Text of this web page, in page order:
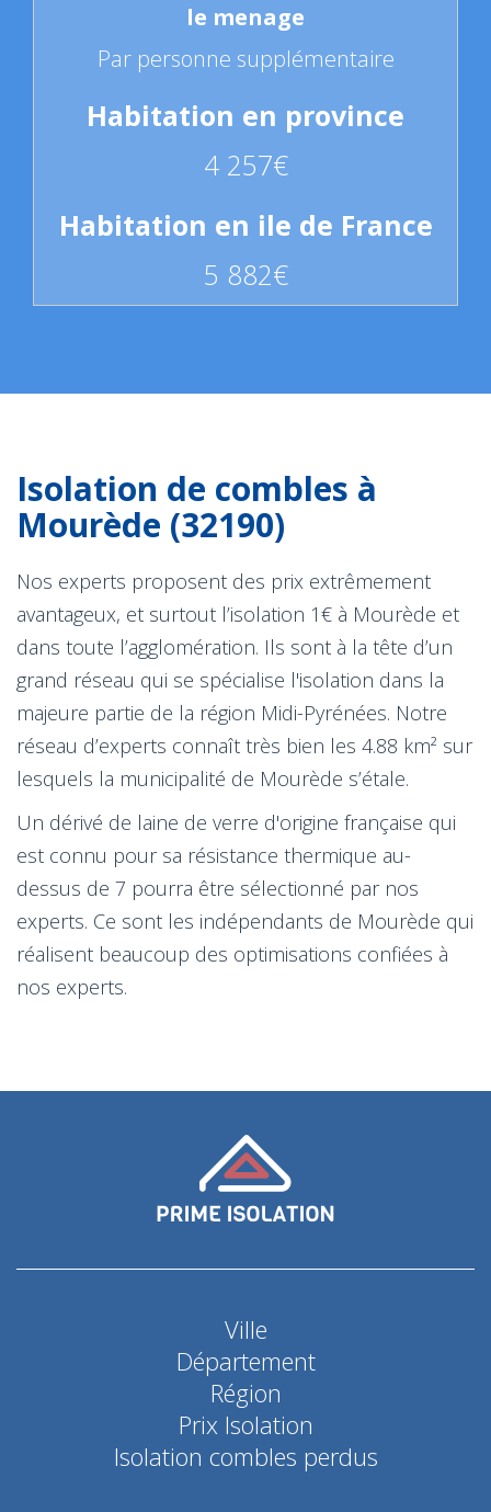
Par personne supplémentaire
4 257€
5 882€
Isolation de combles à
Mourède (32190)
Nos experts proposent des prix extrêmement
avantageux, et surtout l’isolation 1€ à Mourède et
dans toute l’agglomération. Ils sont à la tête d’un
grand réseau qui se spécialise l'isolation dans la
majeure partie de la région Midi-Pyrénées. Notre
réseau d’experts connaît très bien les 4.88 km² sur
lesquels la municipalité de Mourède s’étale.
Un dérivé de laine de verre d'origine française qui
est connu pour sa résistance thermique au-
dessus de 7 pourra être sélectionné par nos
experts. Ce sont les indépendants de Mourède qui
réalisent beaucoup des optimisations confiées à
nos experts.
Ville
Département
Région
Prix Isolation
Isolation combles perdus